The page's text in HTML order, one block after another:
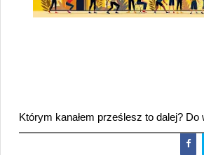
Którym kanałem prześlesz to dalej? Do